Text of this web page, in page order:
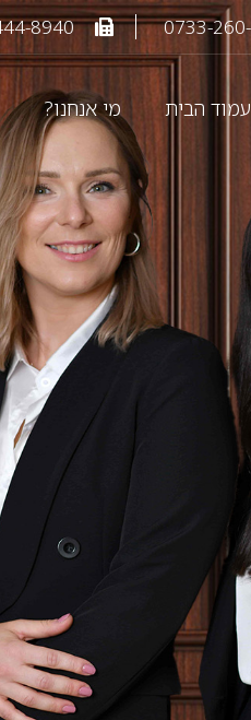
077-444-8940
עמוד הבית מי אנחנו?